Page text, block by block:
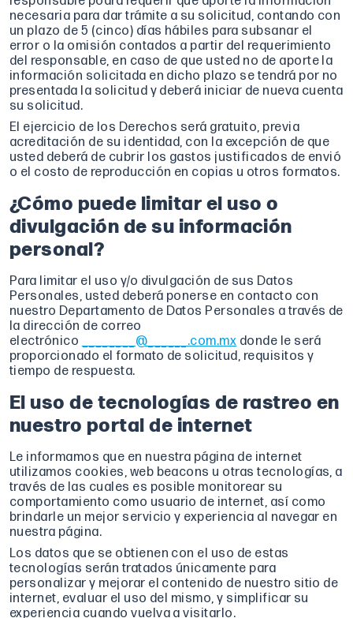
necesaria para dar trámite a su solicitud, contando con
un plazo de 5 (cinco) días hábiles para subsanar el
error o la omisión contados a partir del requerimiento
del responsable, en caso de que usted no de aporte la
información solicitada en dicho plazo se tendrá por no
presentada la solicitud y deberá iniciar de nueva cuenta
su solicitud.
El ejercicio de los Derechos será gratuito, previa
acreditación de su identidad, con la excepción de que
usted deberá de cubrir los gastos justificados de envió
o el costo de reproducción en copias u otros formatos.
¿Cómo puede limitar el uso o
divulgación de su información
personal?
Para limitar el uso y/o divulgación de sus Datos
Personales, usted deberá ponerse en contacto con
nuestro Departamento de Datos Personales a través de
la dirección de correo
electrónico
________@______.com.mx donde le será
proporcionado el formato de solicitud, requisitos y
tiempo de respuesta.
El uso de tecnologías de rastreo en
nuestro portal de internet
Le informamos que en nuestra página de internet
utilizamos cookies, web beacons u otras tecnologías, a
través de las cuales es posible monitorear su
comportamiento como usuario de internet, así como
brindarle un mejor servicio y experiencia al navegar en
nuestra página.
Los datos que se obtienen con el uso de estas
tecnologías serán tratados únicamente para
personalizar y mejorar el contenido de nuestro sitio de
internet, evaluar el uso del mismo, y simplificar su
experiencia cuando vuelva a visitarlo.